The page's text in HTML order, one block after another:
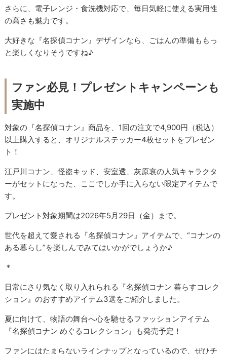
さらに、電子レンジ・食洗機対応で、毎日気軽に使える実用性
の高さも魅力です。
大好きな『名探偵コナン』デザインなら、ごはんの準備ももっ
と楽しくなりそうですね♪
ファン必見！プレゼントキャンペーンも
実施中
対象の『名探偵コナン』商品を、1回の注文で4,900円（税込）
以上購入すると、オリジナルステッカー4枚セットをプレゼン
ト！
江戸川コナン、怪盗キッド、安室透、灰原哀の人気キャラクタ
ーがセットになった、ここでしか手に入らない限定アイテムで
す。
プレゼント対象期間は2026年5月29日（金）まで。
世代を超えて愛される『名探偵コナン』アイテムで、“コナンの
ある暮らし”を楽しんでみてはいかがでしょうか♪
＊
日常にさり気なく取り入れられる『名探偵コナン 暮らすコレク
ション』のおすすめアイテム3選をご紹介しました。
夏に向けて、物語の舞台へ心を馳せるファッションアイテム
『名探偵コナン めぐるコレクション』も発売予定！
ファンにはたまらないラインナップとなっているので、ぜひチ